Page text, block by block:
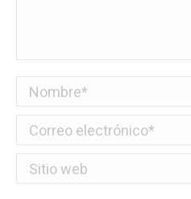
Nombre *
Correo electrónico *
Sitio web